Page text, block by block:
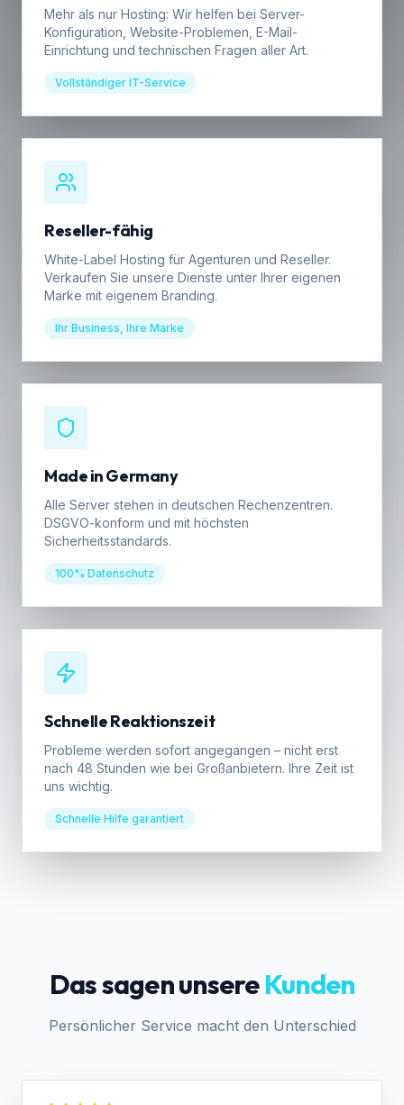
Mehr als nur Hosting: Wir helfen bei Server-
Konfiguration, Website-Problemen, E-Mail-
Einrichtung und technischen Fragen aller Art.
Vollständiger IT-Service
Reseller-fähig
White-Label Hosting für Agenturen und Reseller.
Verkaufen Sie unsere Dienste unter Ihrer eigenen
Marke mit eigenem Branding.
Ihr Business, Ihre Marke
Made in Germany
Alle Server stehen in deutschen Rechenzentren.
DSGVO-konform und mit höchsten
Sicherheitsstandards.
100% Datenschutz
Schnelle Reaktionszeit
Probleme werden sofort angegangen – nicht erst
nach 48 Stunden wie bei Großanbietern. Ihre Zeit ist
uns wichtig.
Schnelle Hilfe garantiert
Das sagen unsereKunden
Persönlicher Service macht den Unterschied